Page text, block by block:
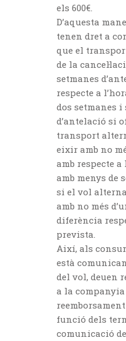
els 600€.
D’aquesta
tenen dret a
que el
de la
setmanes
respecte a
dos setmanes i
d’antelació si
transport
eixir amb no
amb respecte
amb menys de
si el vol
amb no més
diferència
prevista.
Així, als
està
del vol, deuen
a la
funció dels
comunicació